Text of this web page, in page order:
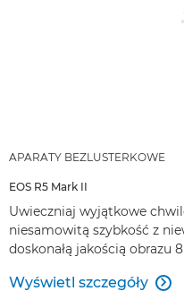
APARATY BEZLUSTERKOWE
EOS R5 Mark II
Uwieczniaj wyjątkowe
niesamowitą szybkość z
doskonałą jakością obrazu
Wyświetl szczegóły 